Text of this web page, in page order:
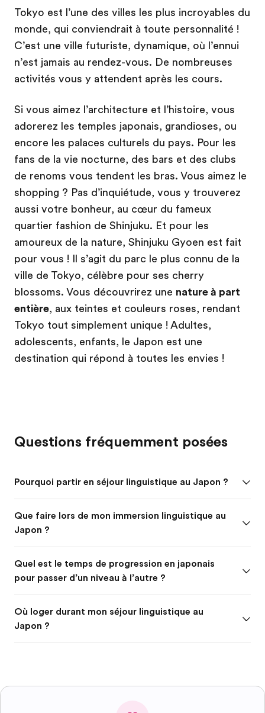
Tokyo est l’une des villes les plus incroyables du
monde, qui conviendrait à toute personnalité !
C’est une ville futuriste, dynamique, où l’ennui
n’est jamais au rendez-vous. De nombreuses
activités vous y attendent après les cours.
Si vous aimez l’architecture et l’histoire, vous
adorerez les temples japonais, grandioses, ou
encore les palaces culturels du pays. Pour les
fans de la vie nocturne, des bars et des clubs
de renoms vous tendent les bras. Vous aimez le
shopping ? Pas d’inquiétude, vous y trouverez
aussi votre bonheur, au cœur du fameux
quartier fashion de Shinjuku. Et pour les
amoureux de la nature, Shinjuku Gyoen est fait
pour vous ! Il s’agit du parc le plus connu de la
ville de Tokyo, célèbre pour ses cherry
blossoms. Vous découvrirez une nature à part
entière, aux teintes et couleurs roses, rendant
Tokyo tout simplement unique ! Adultes,
adolescents, enfants, le Japon est une
destination qui répond à toutes les envies !
Questions fréquemment posées
Pourquoi partir en séjour linguistique au Japon ?
Que faire lors de mon immersion linguistique au
Japon ?
Quel est le temps de progression en japonais
pour passer d’un niveau à l’autre ?
Où loger durant mon séjour linguistique au
Japon ?